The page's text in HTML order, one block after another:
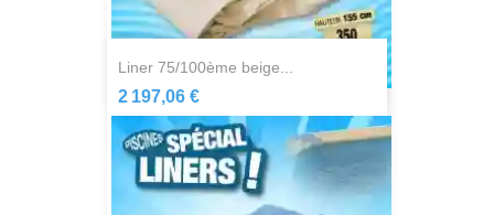
liner 75/100ème beige...
2 197,06 €